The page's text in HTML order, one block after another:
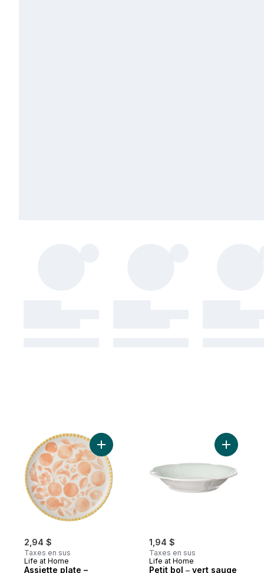
2,94 $
Taxes en sus
Life at Home
Assiette plate –
Ajouter Assiette plate – prairies au panier
1,94 $
Taxes en sus
Life at Home
Petit bol ‒ vert sauge
Ajouter